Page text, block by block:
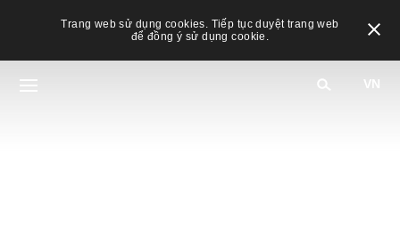
Trang web sử dụng cookies. Tiếp tục duyệt trang web
để đồng ý sử dụng cookie.
VN